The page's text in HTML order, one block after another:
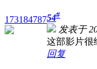
17318478754#
发表于
这部影片很
回复